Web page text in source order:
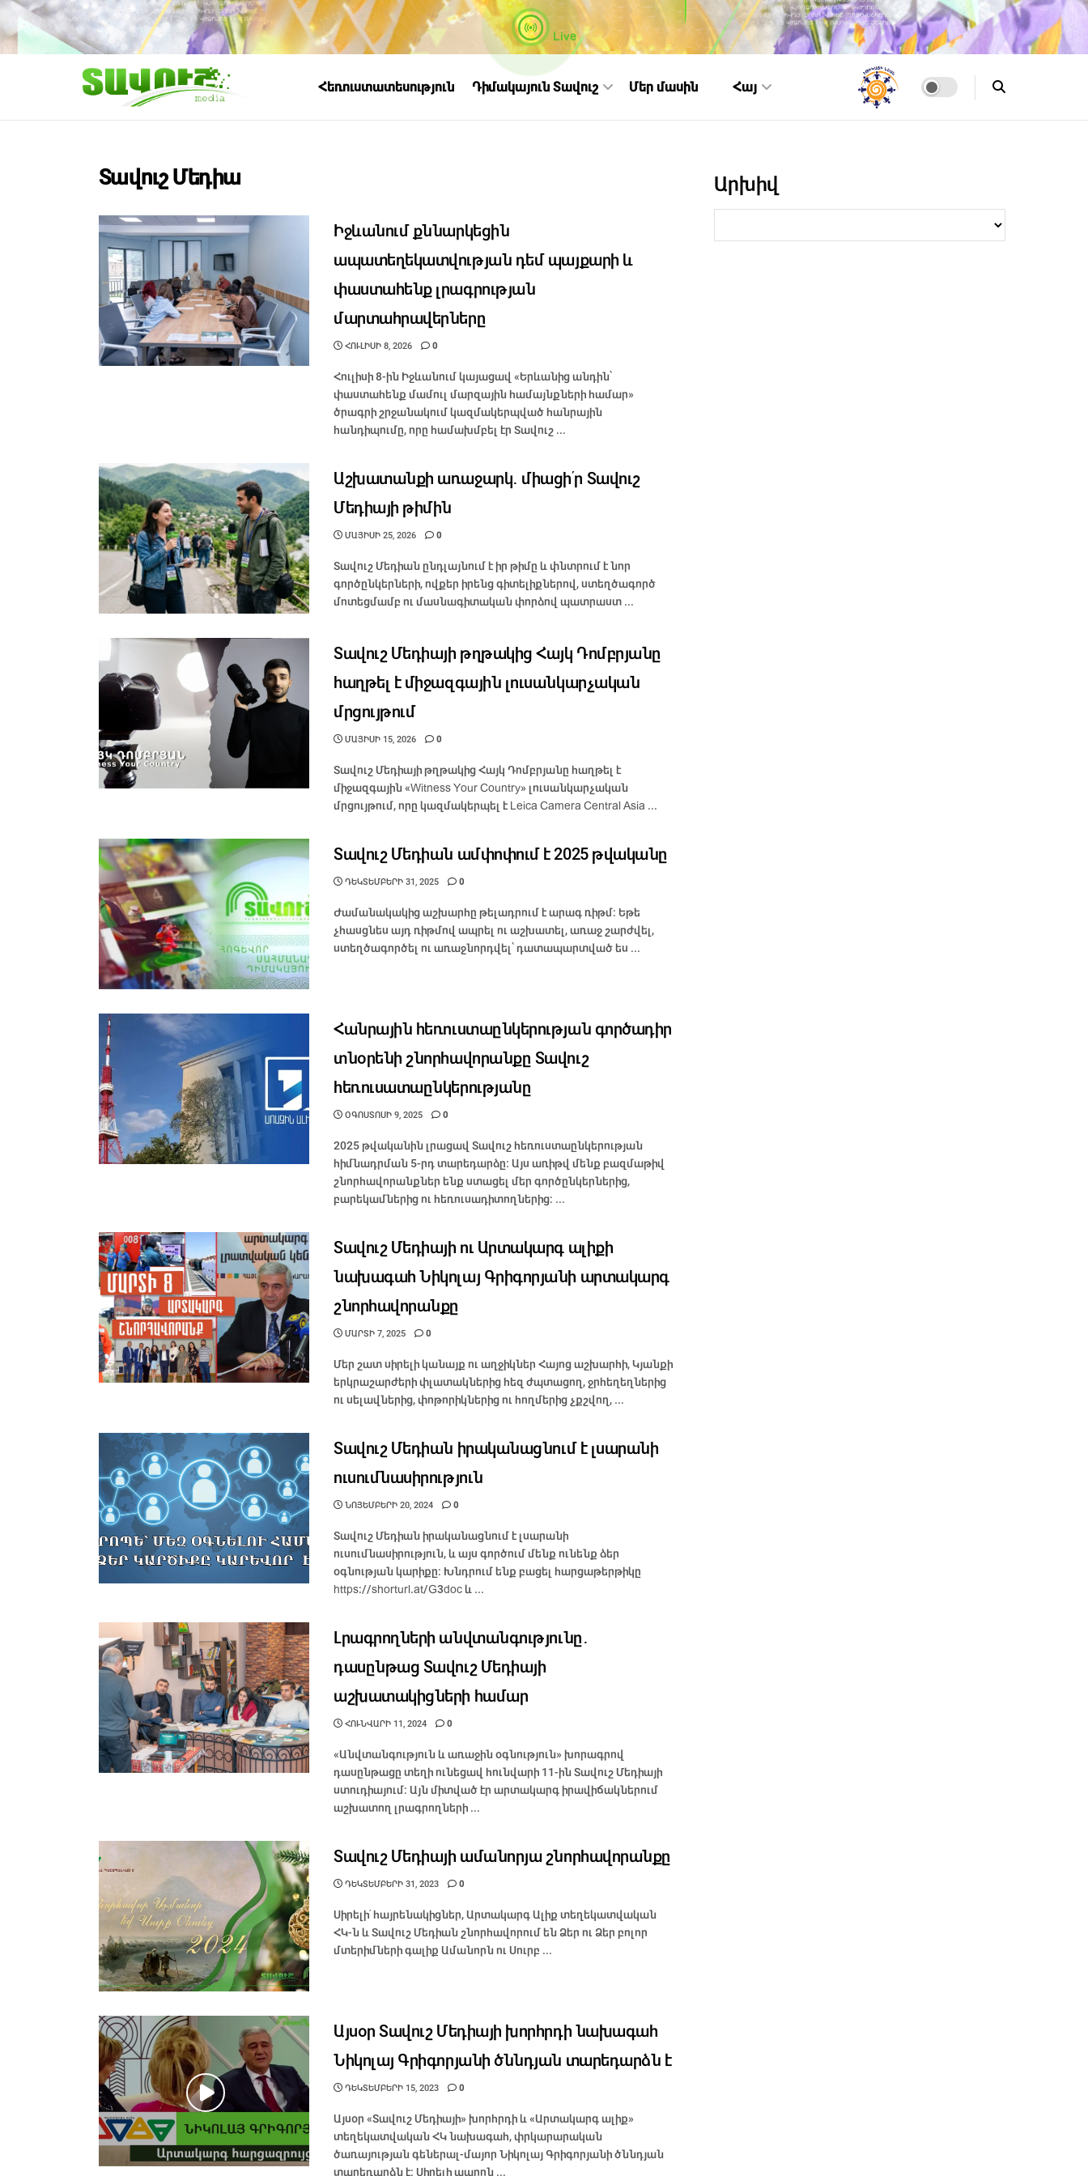
Live
Հեռուստատեսություն Դիմակայուն Տավուշ Մեր մասին Հայ
Տավուշ Մեդիա
Իջևանում քննարկեցին
ապատեղեկատվության դեմ պայքարի և
փաստահենք լրագրության
մարտահրավերները
ՀՈՒԼԻՍԻ 8, 2026 0
Հուլիսի 8-ին Իջևանում կայացավ «Երևանից անդին՝
փաստահենք մամուլ մարզային համայնքների համար»
ծրագրի շրջանակում կազմակերպված հանրային
հանդիպումը, որը համախմբել էր Տավուշ ...
Աշխատանքի առաջարկ․ միացի՛ր Տավուշ
Մեդիայի թիմին
ՄԱՅԻՍԻ 25, 2026 0
Տավուշ Մեդիան ընդլայնում է իր թիմը և փնտրում է նոր
գործընկերների, ովքեր իրենց գիտելիքներով, ստեղծագործ
մոտեցմամբ ու մասնագիտական փորձով պատրաստ ...
Տավուշ Մեդիայի թղթակից Հայկ Դոմբրյանը
հաղթել է միջազգային լուսանկարչական
մրցույթում
ՄԱՅԻՍԻ 15, 2026 0
Տավուշ Մեդիայի թղթակից Հայկ Դոմբրյանը հաղթել է
միջազգային «Witness Your Country» լուսանկարչական
մրցույթում, որը կազմակերպել է Leica Camera Central Asia ...
Տավուշ Մեդիան ամփոփում է 2025 թվականը
ԴԵԿՏԵՄԲԵՐԻ 31, 2025 0
Ժամանակակից աշխարհը թելադրում է արագ ռիթմ։ Եթե
չհասցնես այդ ռիթմով ապրել ու աշխատել, առաջ շարժվել,
ստեղծագործել ու առաջնորդվել՝ դատապարտված ես ...
Հանրային հեռուստաընկերության գործադիր
տնօրենի շնորհավորանքը Տավուշ
հեռուսատաընկերությանը
ՕԳՈՍՏՈՍԻ 9, 2025 0
2025 թվականին լրացավ Տավուշ հեռուստաընկերության
հիմնադրման 5-րդ տարեդարձը։ Այս առիթվ մենք բազմաթիվ
շնորհավորանքներ ենք ստացել մեր գործընկերներից,
բարեկամներից ու հեռուսադիտողներից։ ...
Տավուշ Մեդիայի ու Արտակարգ ալիքի
նախագահ Նիկոլայ Գրիգորյանի արտակարգ
շնորհավորանքը
ՄԱՐՏԻ 7, 2025 0
Մեր շատ սիրելի կանայք ու աղջիկներ Հայոց աշխարհի, Կյանքի
երկրաշարժերի փլատակներից հեզ ժպտացող, ջրհեղեղներից
ու սելավներից, փոթորիկներից ու հողմերից չքշվող, ...
Տավուշ Մեդիան իրականացնում է լսարանի
ուսումնասիրություն
ՆՈՅԵՄԲԵՐԻ 20, 2024 0
Տավուշ Մեդիան իրականացնում է լսարանի
ուսումնասիրություն, և այս գործում մենք ունենք ձեր
օգնության կարիքը։ Խնդրում ենք բացել հարցաթերթիկը
https://shorturl.at/G3doc և ...
Լրագրողների անվտանգությունը․
դասընթաց Տավուշ Մեդիայի
աշխատակիցների համար
ՀՈՒՆՎԱՐԻ 11, 2024 0
«Անվտանգություն և առաջին օգնություն» խորագրով
դասընթացը տեղի ունեցավ հունվարի 11-ին Տավուշ Մեդիայի
ստուդիայում։ Այն միտված էր արտակարգ իրավիճակներում
աշխատող լրագրողների ...
Տավուշ Մեդիայի ամանորյա շնորհավորանքը
ԴԵԿՏԵՄԲԵՐԻ 31, 2023 0
Սիրելի՛ հայրենակիցներ, Արտակարգ Ալիք տեղեկատվական
ՀԿ-ն և Տավուշ Մեդիան շնորհավորում են Ձեր ու Ձեր բոլոր
մտերիմների գալիք Ամանորն ու Սուրբ ...
Այսօր Տավուշ Մեդիայի խորհրդի նախագահ
Նիկոլայ Գրիգորյանի ծննդյան տարեդարձն է
ԴԵԿՏԵՄԲԵՐԻ 15, 2023 0
Այսօր «Տավուշ Մեդիայի» խորհրդի և «Արտակարգ ալիք»
տեղեկատվական ՀԿ նախագահ, փրկարարական
ծառայության գեներալ-մայոր Նիկոլայ Գրիգորյանի ծննդյան
տարեդարձն է։ Սիրելի պարոն ...
Արխիվ